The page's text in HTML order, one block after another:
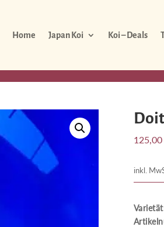
Home Japan Koi Koi – Deals
125,00
inkl.